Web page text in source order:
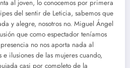
al joven, lo conocemos por primera
del sentir de Leticia, sabemos que
y alegre, nosotros no. Miguel Ángel
que como espectador teníamos
no nos aporta nada al
ilusiones de las mujeres cuando,
casi por completo de la